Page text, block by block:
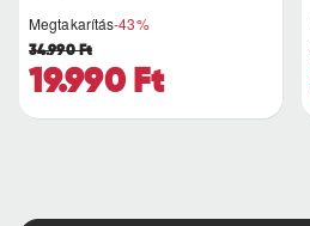
Megtakarítás-43%
19.990 Ft
34.990 Ft